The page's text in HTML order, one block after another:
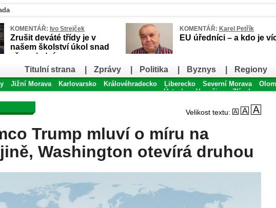
KOMENTÁŘ: Ivo Strejček
Zrušit deváté třídy je v
našem školství úkol snad
až poslední
KOMENTÁŘ: Karel Petřík
EU úředníci – a kdo je
Titulní strana Zprávy Politika Byznys Regiony
Jižní Morava Karlovarsko Královéhradecko Liberecko Severní Morava
Ústecko
Vysočina Zlínsko
Velikost textu:
Trump mluví o míru na
Washington otevírá druhou
proti Putinovi